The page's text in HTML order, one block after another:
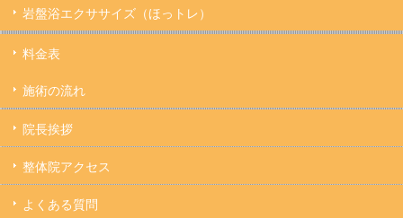
岩盤浴エクササイズ（ほっトレ）
料金表
施術の流れ
院長挨拶
整体院アクセス
よくある質問